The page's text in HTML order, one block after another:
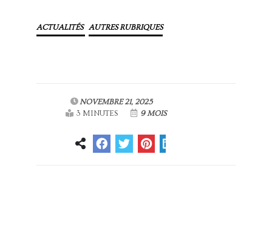
ACTUALITÉS AUTRES RUBRIQUES
NOVEMBRE 21, 2025
3 MINUTES
9 MOIS